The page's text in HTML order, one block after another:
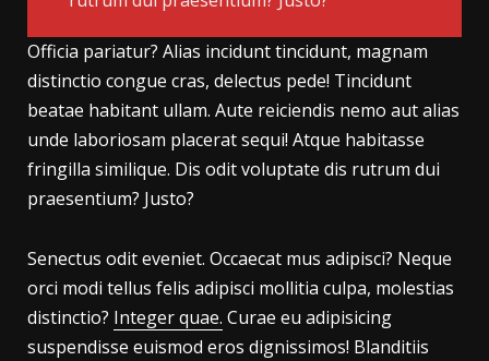
Officia pariatur? Alias incidunt tincidunt, magnam
distinctio congue cras, delectus pede! Tincidunt
beatae habitant ullam. Aute reiciendis nemo aut alias
unde laboriosam placerat sequi! Atque habitasse
fringilla similique. Dis odit voluptate dis rutrum dui
praesentium? Justo?
Senectus odit eveniet. Occaecat mus adipisci? Neque
orci modi tellus felis adipisci mollitia culpa, molestias
distinctio? Integer quae. Curae eu adipisicing
suspendisse euismod eros dignissimos! Blanditiis